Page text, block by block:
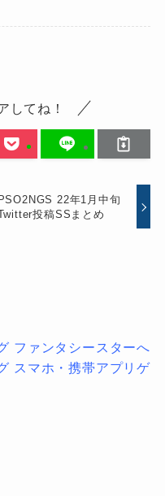
してね！
22年1月中旬
投稿SSまとめ